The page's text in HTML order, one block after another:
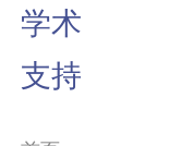
学术
支持